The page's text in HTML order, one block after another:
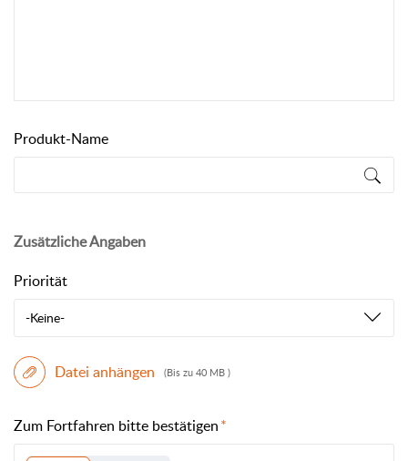
Produkt-Name
Zusätzliche Angaben
Priorität
-Keine-
Datei anhängen (Bis zu 40 MB )
Zum Fortfahren bitte bestätigen